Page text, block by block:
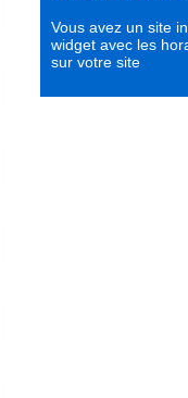
Vous avez un site
widget avec les
sur votre site